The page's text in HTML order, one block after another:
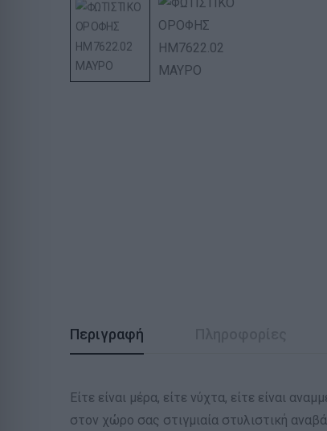
Περιγραφή
Είτε είναι μέρα, είτε νύχτα, είτε είναι
στον χώρο σας στιγμιαία στυλιστική